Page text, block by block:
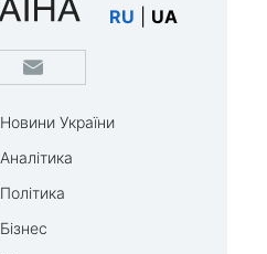
RU UA
Новини України
Аналітика
Політика
Бізнес